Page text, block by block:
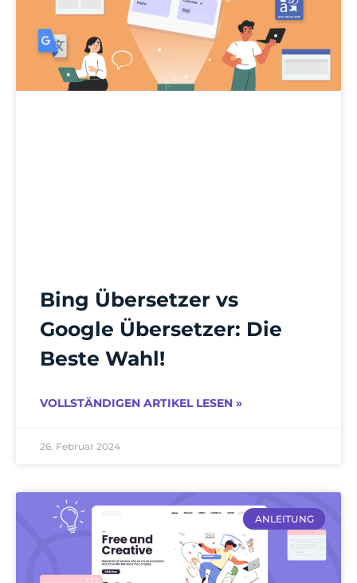
Bing Übersetzer vs
Google Übersetzer: Die
Beste Wahl!
VOLLSTÄNDIGEN ARTIKEL LESEN »
26. Februar 2024
ANLEITUNG